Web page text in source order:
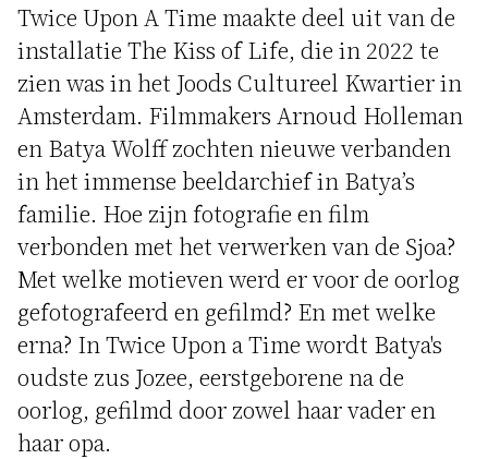
Twice Upon A Time maakte deel uit van de
installatie The Kiss of Life, die in 2022 te
zien was in het Joods Cultureel Kwartier in
Amsterdam. Filmmakers Arnoud Holleman
en Batya Wolff zochten nieuwe verbanden
in het immense beeldarchief in Batya’s
familie. Hoe zijn fotografie en film
verbonden met het verwerken van de Sjoa?
Met welke motieven werd er voor de oorlog
gefotografeerd en gefilmd? En met welke
erna? In Twice Upon a Time wordt Batya's
oudste zus Jozee, eerstgeborene na de
oorlog, gefilmd door zowel haar vader en
haar opa.